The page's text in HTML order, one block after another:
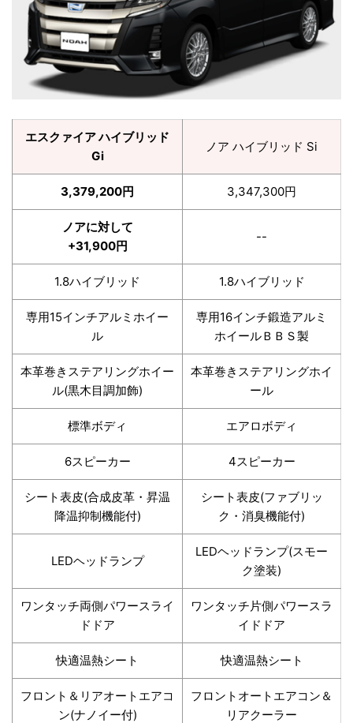
エスクァイア ハイブリッド
Gi
ノア ハイブリッド Si
3,379,200円 3,347,300円
ノアに対して
+31,900円
--
1.8ハイブリッド 1.8ハイブリッド
専用15インチアルミホイー
ル
専用16インチ鍛造アルミ
ホイールＢＢＳ製
本革巻きステアリングホイー
ル(黒木目調加飾)
本革巻きステアリングホイ
ール
標準ボディ エアロボディ
6スピーカー 4スピーカー
シート表皮(合成皮革・昇温
降温抑制機能付)
シート表皮(ファブリッ
ク・消臭機能付)
LEDヘッドランプ
LEDヘッドランプ(スモー
ク塗装)
ワンタッチ両側パワースライ
ドドア
ワンタッチ片側パワースラ
イドドア
快適温熱シート 快適温熱シート
フロント＆リアオートエアコ
ン(ナノイー付)
フロントオートエアコン＆
リアクーラー